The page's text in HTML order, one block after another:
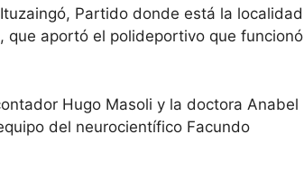
Partido donde está la localidad
que aportó el polideportivo que funcionó
Hugo Masoli y la doctora Anabel
del neurocientífico Facundo